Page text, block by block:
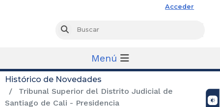
Acceder
Buscar
Menú
Histórico de Novedades
Tribunal Superior del Distrito Judicial de
Santiago de Cali - Presidencia